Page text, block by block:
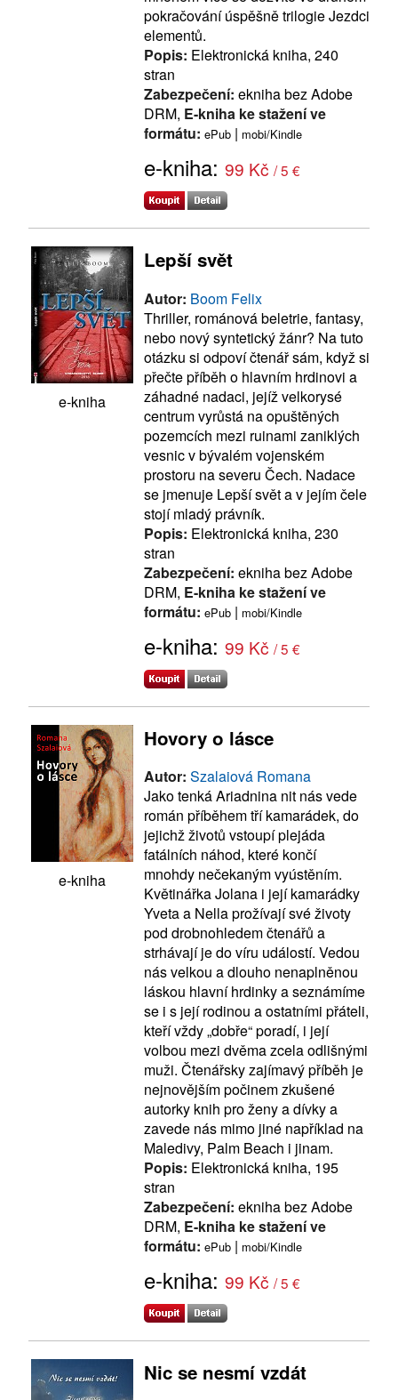
pokračování úspěšně trilogie Jezdci
elementů.
Popis: Elektronická kniha, 240
stran
Zabezpečení: ekniha bez Adobe
DRM, E-kniha ke stažení ve
formátu: ePub | mobi/Kindle
e-kniha: 99 Kč / 5 €
e-kniha
Lepší svět
Autor: Boom Felix
Thriller, románová beletrie, fantasy,
nebo nový syntetický žánr? Na tuto
otázku si odpoví čtenář sám, když si
přečte příběh o hlavním hrdinovi a
záhadné nadaci, jejíž velkorysé
centrum vyrůstá na opuštěných
pozemcích mezi ruinami zaniklých
vesnic v bývalém vojenském
prostoru na severu Čech. Nadace
se jmenuje Lepší svět a v jejím čele
stojí mladý právník.
Popis: Elektronická kniha, 230
stran
Zabezpečení: ekniha bez Adobe
DRM, E-kniha ke stažení ve
formátu: ePub | mobi/Kindle
e-kniha: 99 Kč / 5 €
e-kniha
Hovory o lásce
Autor: Szalaiová Romana
Jako tenká Ariadnina nit nás vede
román příběhem tří kamarádek, do
jejichž životů vstoupí plejáda
fatálních náhod, které končí
mnohdy nečekaným vyústěním.
Květinářka Jolana i její kamarádky
Yveta a Nella prožívají své životy
pod drobnohledem čtenářů a
strhávají je do víru událostí. Vedou
nás velkou a dlouho nenaplněnou
láskou hlavní hrdinky a seznámíme
se i s její rodinou a ostatními přáteli,
kteří vždy „dobře“ poradí, i její
volbou mezi dvěma zcela odlišnými
muži. Čtenářsky zajímavý příběh je
nejnovějším počinem zkušené
autorky knih pro ženy a dívky a
zavede nás mimo jiné například na
Maledivy, Palm Beach i jinam.
Popis: Elektronická kniha, 195
stran
Zabezpečení: ekniha bez Adobe
DRM, E-kniha ke stažení ve
formátu: ePub | mobi/Kindle
e-kniha: 99 Kč / 5 €
Nic se nesmí vzdát